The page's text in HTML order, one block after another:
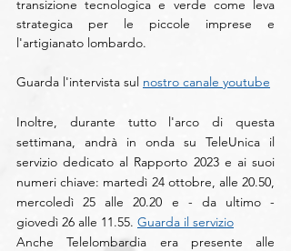
transizione tecnologica e verde come leva
strategica per le piccole imprese e
l'artigianato lombardo.
Guarda l'intervista sul nostro canale youtube
Inoltre, durante tutto l'arco di questa
settimana, andrà in onda su TeleUnica il
servizio dedicato al Rapporto 2023 e ai suoi
numeri chiave: martedì 24 ottobre, alle 20.50,
mercoledì 25 alle 20.20 e - da ultimo -
giovedì 26 alle 11.55. Guarda il servizio
Anche Telelombardia era presente alle